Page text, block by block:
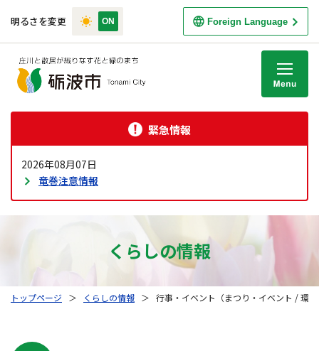
明るさを変更 Foreign Language
緊急情報
2026年08月07日
竜巻注意情報
くらしの情報
トップページ ＞ くらしの情報 ＞ 行事・イベント（まつり・イベント / 環